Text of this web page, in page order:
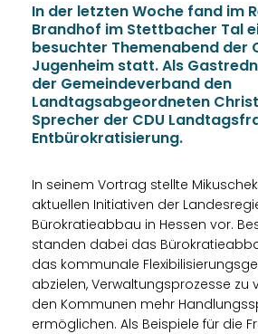
In der letzten Woche fand im
Brandhof im Stettbacher Tal
besuchter Themenabend der
Jugenheim statt. Als
der Gemeindeverband den
Landtagsabgeordneten
Sprecher der CDU
Entbürokratisierung.
In seinem Vortrag stellte
aktuellen Initiativen der
Bürokratieabbau in Hessen vor.
standen dabei das
das kommunale
abzielen, Verwaltungsprozesse zu
den Kommunen mehr
ermöglichen. Als Beispiele für die